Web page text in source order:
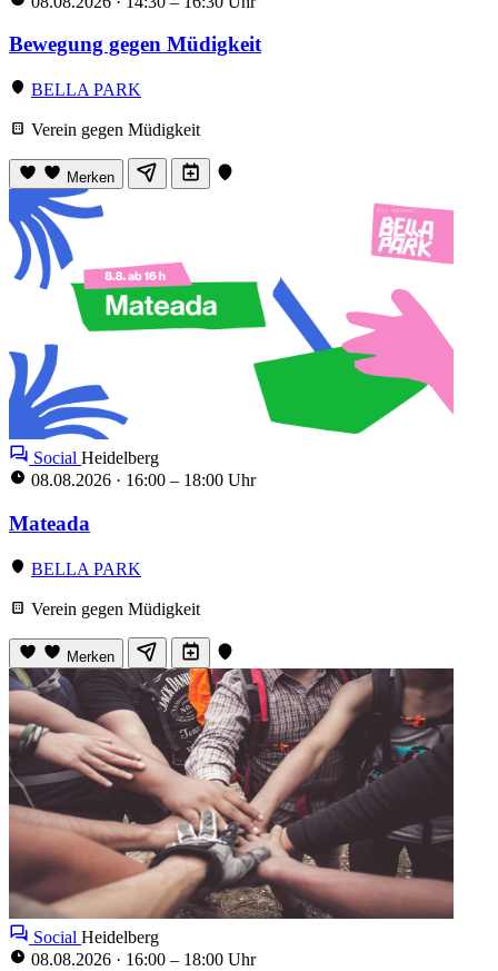
Bewegung gegen Müdigkeit
BELLA PARK
Verein gegen Müdigkeit
Merken
Social Heidelberg
08.08.2026 · 16:00 – 18:00 Uhr
Mateada
BELLA PARK
Verein gegen Müdigkeit
Merken
Social Heidelberg
08.08.2026 · 16:00 – 18:00 Uhr